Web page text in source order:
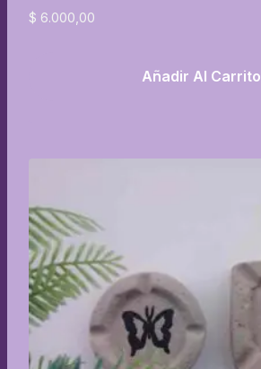
$ 6.000,00
Añadir Al Carrito